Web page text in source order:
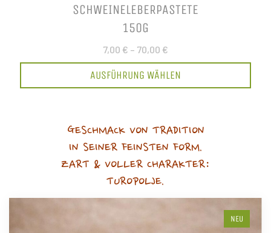
SCHWEINELEBERPASTETE
150G
7,00 € – 70,00 €
AUSFÜHRUNG WÄHLEN
GESCHMACK VON TRADITION
IN SEINER FEINSTEN FORM.
ZART & VOLLER CHARAKTER:
TUROPOLJE.
NEU